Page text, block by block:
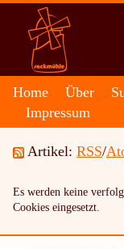
Home Über
Impressum
Artikel: RSS/
Es werden keine
Cookies eingesetzt.